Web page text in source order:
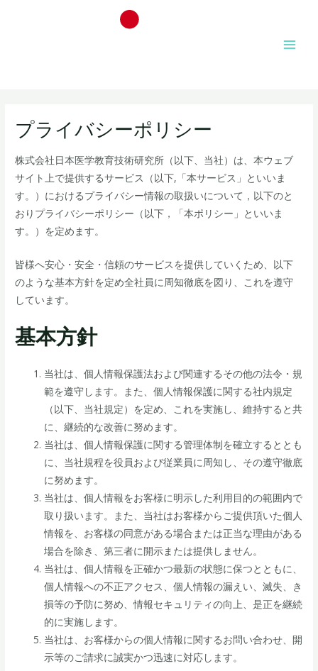
プライバシーポリシー
株式会社日本医学教育技術研究所（以下、当社）は、本ウェブ
サイト上で提供するサービス（以下,「本サービス」といいま
す。）におけるプライバシー情報の取扱いについて，以下のと
おりプライバシーポリシー（以下，「本ポリシー」といいま
す。）を定めます。
皆様へ安心・安全・信頼のサービスを提供していくため、以下
のような基本方針を定め全社員に周知徹底を図り、これを遵守
しています。
基本方針
当社は、個人情報保護法および関連するその他の法令・規
範を遵守します。また、個人情報保護に関する社内規定
（以下、当社規定）を定め、これを実施し、維持すると共
に、継続的な改善に努めます。
当社は、個人情報保護に関する管理体制を確立するととも
に、当社規程を役員および従業員に周知し、その遵守徹底
に努めます。
当社は、個人情報をお客様に明示した利用目的の範囲内で
取り扱います。また、当社はお客様からご提供頂いた個人
情報を、お客様の同意がある場合または正当な理由がある
場合を除き、第三者に開示または提供しません。
当社は、個人情報を正確かつ最新の状態に保つとともに、
個人情報への不正アクセス、個人情報の漏えい、滅失、き
損等の予防に努め、情報セキュリティの向上、是正を継続
的に実施します。
当社は、お客様からの個人情報に関するお問い合わせ、開
示等のご請求に誠実かつ迅速に対応します。